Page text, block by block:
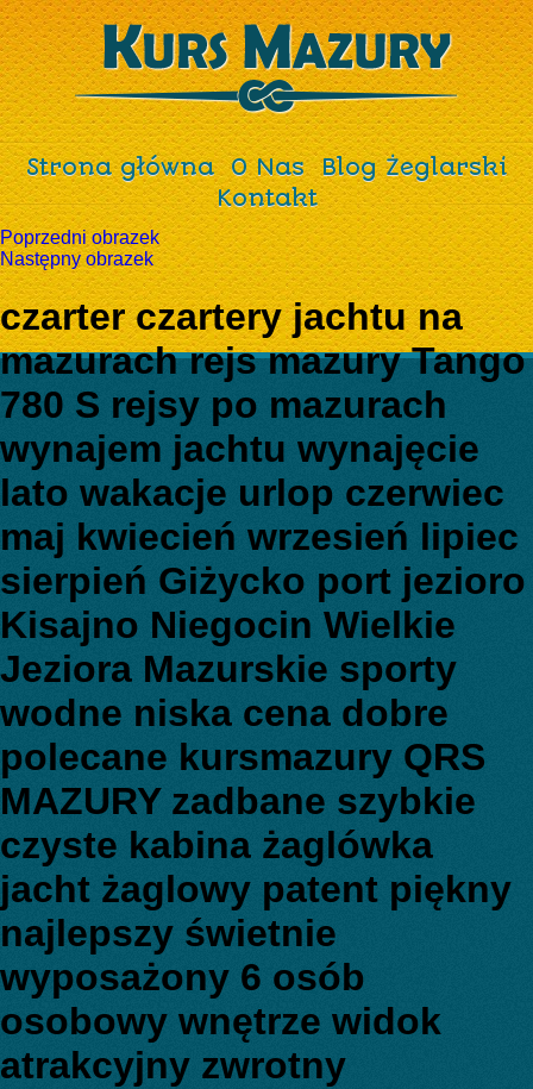
Strona główna O Nas
Blog Żeglarski
Kontakt
Poprzedni obrazek
Następny obrazek
czarter czartery jachtu na
mazurach rejs mazury Tango
780 S rejsy po mazurach
wynajem jachtu wynajęcie
lato wakacje urlop czerwiec
maj kwiecień wrzesień lipiec
sierpień Giżycko port jezioro
Kisajno Niegocin Wielkie
Jeziora Mazurskie sporty
wodne niska cena dobre
polecane kursmazury QRS
MAZURY zadbane szybkie
czyste kabina żaglówka
jacht żaglowy patent piękny
najlepszy świetnie
wyposażony 6 osób
osobowy wnętrze widok
atrakcyjny zwrotny